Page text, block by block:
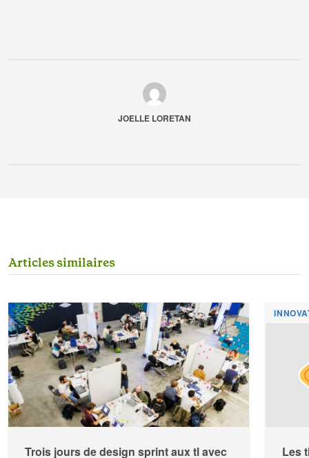
JOELLE LORETAN
Articlessimilaires
Trois jours de design sprint aux tl avec Les